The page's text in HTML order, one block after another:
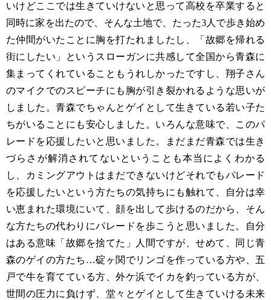
いけどここでは生きていけないと思って高校を卒業すると
同時に家を出たので、そんな土地で、たった3人で歩き始め
た仲間がいたことに胸を打たれましたし、「故郷を帰れる
街にしたい」というスローガンに共感して全国から青森に
集まってくれていることもうれしかったですし、翔子さん
のマイクでのスピーチにも胸が引き裂かれるような思いが
しました。青森でちゃんとゲイとして生きている若い子た
ちがいることにも安心しました。いろんな意味で、このパ
レードを応援したいと思いました。まだまだ青森では生き
づらさが解消されてないということも本当によくわかる
し、カミングアウトはまだできないけどそれでもパレード
を応援したいという方たちの気持ちにも触れて、自分は幸
い恵まれた環境にいて、顔を出して歩けるのだから、そん
な方たちの代わりにパレードを歩こうと思いました。自分
はある意味「故郷を捨てた」人間ですが、せめて、同じ青
森のゲイの方たち…碇ヶ関でリンゴを作っている方や、五
戸で牛を育てている方、外ケ浜でイカを釣っている方が、
世間の圧力に負けず、堂々とゲイとして生きていける未来